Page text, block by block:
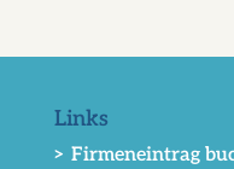
Links
> Firmeneintrag